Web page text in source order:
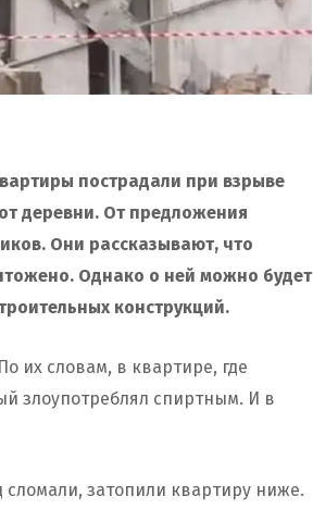
пострадали при взрыве
деревни. От предложения
Они рассказывают, что
Однако о ней можно будет
конструкций.
их словам, в квартире, где
злоупотреблял спиртным. И в
затопили квартиру ниже.